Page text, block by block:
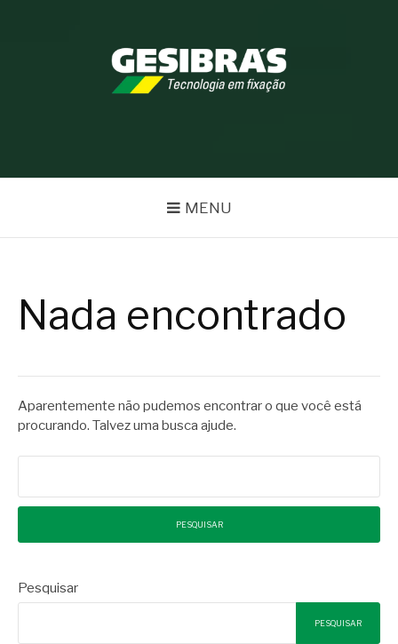
MENU
Nada encontrado
Aparentemente não pudemos encontrar o que você está
procurando. Talvez uma busca ajude.
Pesquisar
PESQUISAR